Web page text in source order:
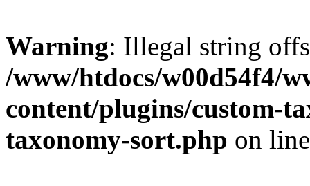
Warning: Illegal string
/www/htdocs/w00d54f4/
content/plugins/custom-
taxonomy-sort.php on